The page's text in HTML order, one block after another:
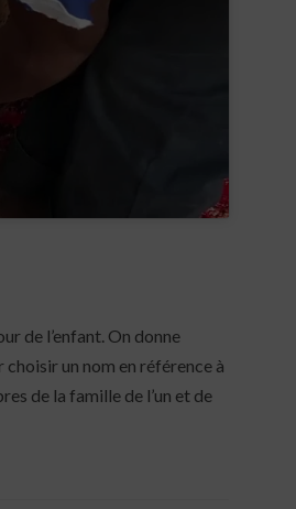
de l’enfant. On donne
un nom en référence à
de la famille de l’un et de